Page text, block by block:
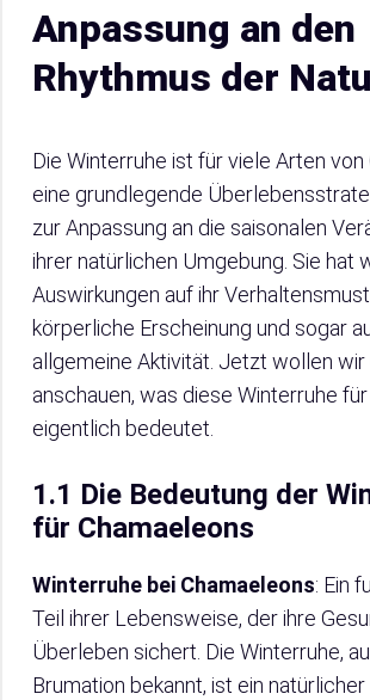
Anpassung an den
Rhythmus der
Die Winterruhe ist für viele Arten von
eine grundlegende
zur Anpassung an die saisonalen
ihrer natürlichen Umgebung. Sie hat
Auswirkungen auf ihr
körperliche Erscheinung und sogar
allgemeine Aktivität. Jetzt wollen wir
anschauen, was diese Winterruhe
eigentlich bedeutet.
1.1 Die Bedeutung der
für Chamaeleons
Winterruhe bei Chamaeleons: Ein
Teil ihrer Lebensweise, der ihre
Überleben sichert. Die Winterruhe,
Brumation bekannt, ist ein